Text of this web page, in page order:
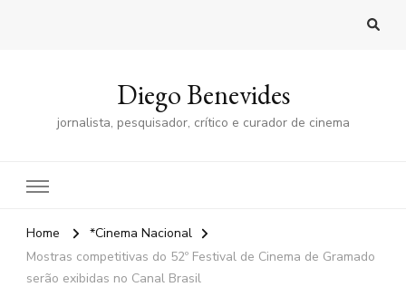
Diego Benevides
jornalista, pesquisador, crítico e curador de cinema
Home
*Cinema Nacional
Mostras competitivas do 52º Festival de Cinema de Gramado
serão exibidas no Canal Brasil